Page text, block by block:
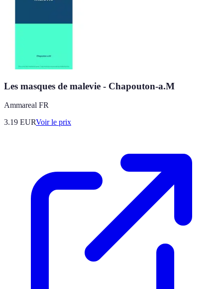
Les masques de malevie - Chapouton-a.M
Ammareal FR
3.19 EURVoir le prix